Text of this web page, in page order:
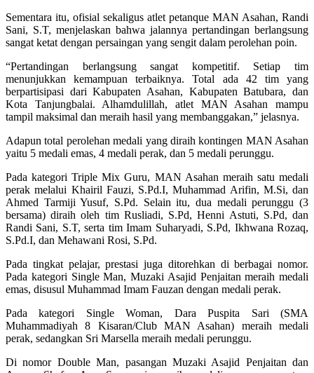
Sementara itu, ofisial sekaligus atlet petanque MAN Asahan, Randi
Sani, S.T, menjelaskan bahwa jalannya pertandingan berlangsung
sangat ketat dengan persaingan yang sengit dalam perolehan poin.
“Pertandingan berlangsung sangat kompetitif. Setiap tim
menunjukkan kemampuan terbaiknya. Total ada 42 tim yang
berpartisipasi dari Kabupaten Asahan, Kabupaten Batubara, dan
Kota Tanjungbalai. Alhamdulillah, atlet MAN Asahan mampu
tampil maksimal dan meraih hasil yang membanggakan,” jelasnya.
Adapun total perolehan medali yang diraih kontingen MAN Asahan
yaitu 5 medali emas, 4 medali perak, dan 5 medali perunggu.
Pada kategori Triple Mix Guru, MAN Asahan meraih satu medali
perak melalui Khairil Fauzi, S.Pd.I, Muhammad Arifin, M.Si, dan
Ahmed Tarmiji Yusuf, S.Pd. Selain itu, dua medali perunggu (3
bersama) diraih oleh tim Rusliadi, S.Pd, Henni Astuti, S.Pd, dan
Randi Sani, S.T, serta tim Imam Suharyadi, S.Pd, Ikhwana Rozaq,
S.Pd.I, dan Mehawani Rosi, S.Pd.
Pada tingkat pelajar, prestasi juga ditorehkan di berbagai nomor.
Pada kategori Single Man, Muzaki Asajid Penjaitan meraih medali
emas, disusul Muhammad Imam Fauzan dengan medali perak.
Pada kategori Single Woman, Dara Puspita Sari (SMA
Muhammadiyah 8 Kisaran/Club MAN Asahan) meraih medali
perak, sedangkan Sri Marsella meraih medali perunggu.
Di nomor Double Man, pasangan Muzaki Asajid Penjaitan dan